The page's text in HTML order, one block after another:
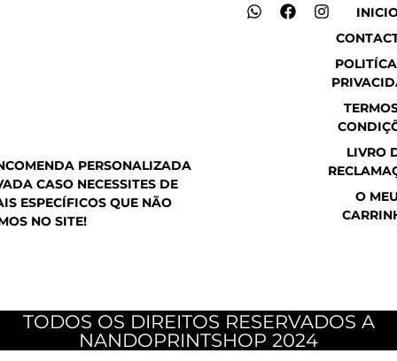
PERSONALIZADA
CASO NECESSITES DE
ESPECÍFICOS QUE NÃO
NO SITE!
LIVRO
O
W
F
I
TODOS OS DIREITOS RESERVADOS A
NANDOPRINTSHOP 2024